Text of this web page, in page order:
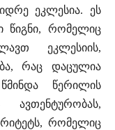
ეკლესია. ეს
წიგნი, რომელიც
ეკლესიის,
რაც დაცულია
წერილის
ავთენტურობას,
რომელიც